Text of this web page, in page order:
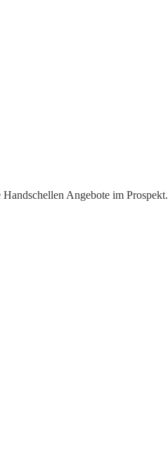
Angebote im Prospekt.